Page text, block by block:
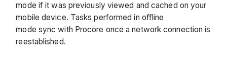
mode if it was previously viewed and cached on your
mobile device. Tasks performed in offline
mode sync with Procore once a network connection is
reestablished.